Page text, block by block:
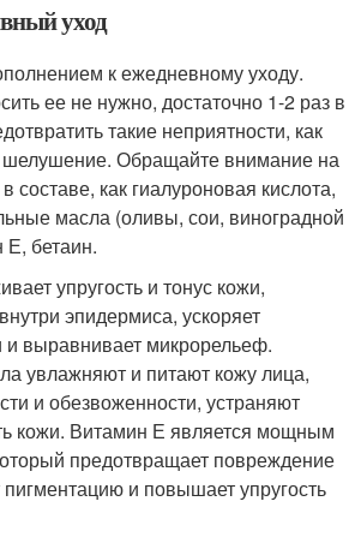
уход
к ежедневному уходу.
ее не нужно, достаточно 1-2 раз в
такие неприятности, как
шелушение. Обращайте внимание на
составе, как гиалуроновая кислота,
масла (оливы, сои, виноградной
Е, бетаин.
упругость и тонус кожи,
эпидермиса, ускоряет
выравнивает микрорельеф.
увлажняют и питают кожу лица,
и обезвоженности, устраняют
кожи. Витамин Е является мощным
предотвращает повреждение
пигментацию и повышает упругость